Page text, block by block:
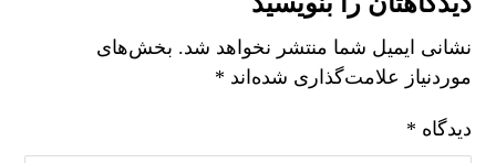
نشانی ایمیل شما منتشر نخواهد شد. بخش‌های
موردنیاز علامت‌گذاری شده‌اند *
دیدگاه *